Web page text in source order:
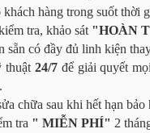
khách hàng trong suốt thời
tra, khảo sát "HOÀN
sẵn có đầy đủ linh kiện
thuật 24/7 để giải quyết
chữa sau khi hết hạn bảo
tra " MIỄN PHÍ" 2